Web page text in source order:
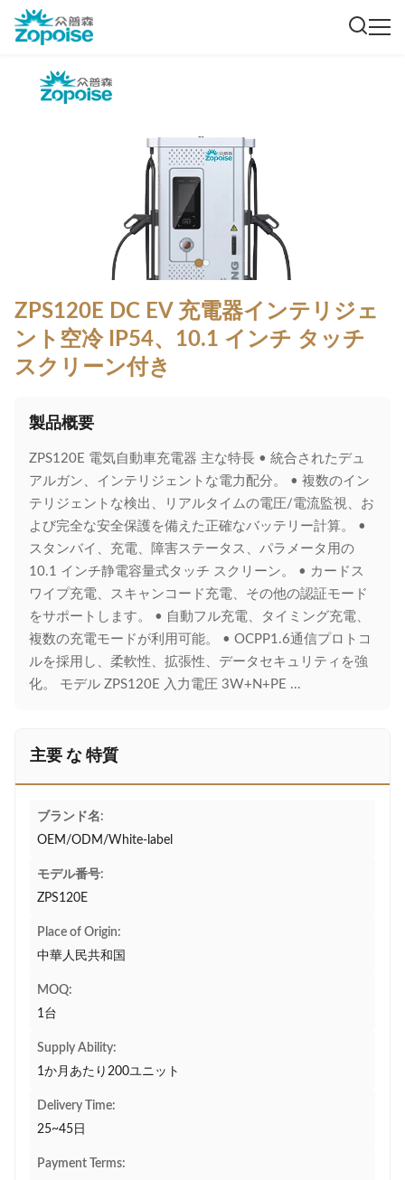
ZPS120E DC EV 充電器インテリジェ
ント空冷 IP54、10.1 インチ タッチ
スクリーン付き
製品概要
ZPS120E 電気自動車充電器 主な特長 • 統合されたデュ
アルガン、インテリジェントな電力配分。 • 複数のイン
テリジェントな検出、リアルタイムの電圧/電流監視、お
よび完全な安全保護を備えた正確なバッテリー計算。 •
スタンバイ、充電、障害ステータス、パラメータ用の
10.1 インチ静電容量式タッチ スクリーン。 • カードス
ワイプ充電、スキャンコード充電、その他の認証モード
をサポートします。 • 自動フル充電、タイミング充電、
複数の充電モードが利用可能。 • OCPP1.6通信プロトコ
ルを採用し、柔軟性、拡張性、データセキュリティを強
化。 モデル ZPS120E 入力電圧 3W+N+PE ...
主要 な 特質
ブランド名:
OEM/ODM/White-label
モデル番号:
ZPS120E
Place of Origin:
中華人民共和国
MOQ:
1台
Supply Ability:
1か月あたり200ユニット
Delivery Time:
25~45日
Payment Terms: